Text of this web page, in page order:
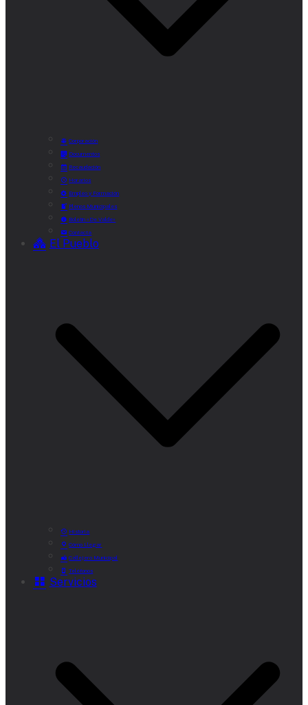
Corporación
Documentos
Recaudación
Horarios
Empleo y Formación
Plenos Municipales
Boletín «De Valde»
Contacta
El Pueblo
Historia
Cómo Llegar
Callejero Municipal
Teléfonos
Servicios